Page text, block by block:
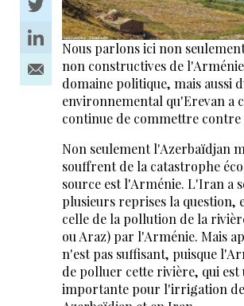
Nous parlons ici non
non constructives de
domaine politique, mais aussi
environnemental qu'Erevan a
continue de commettre contre
Non seulement l'Azerbaïdjan
souffrent de la catastrophe
source est l'Arménie. L'Iran a
plusieurs reprises la question,
celle de la pollution de la
ou Araz) par l'Arménie. Mais
n'est pas suffisant, puisque
de polluer cette rivière, qui est
importante pour l'irrigation